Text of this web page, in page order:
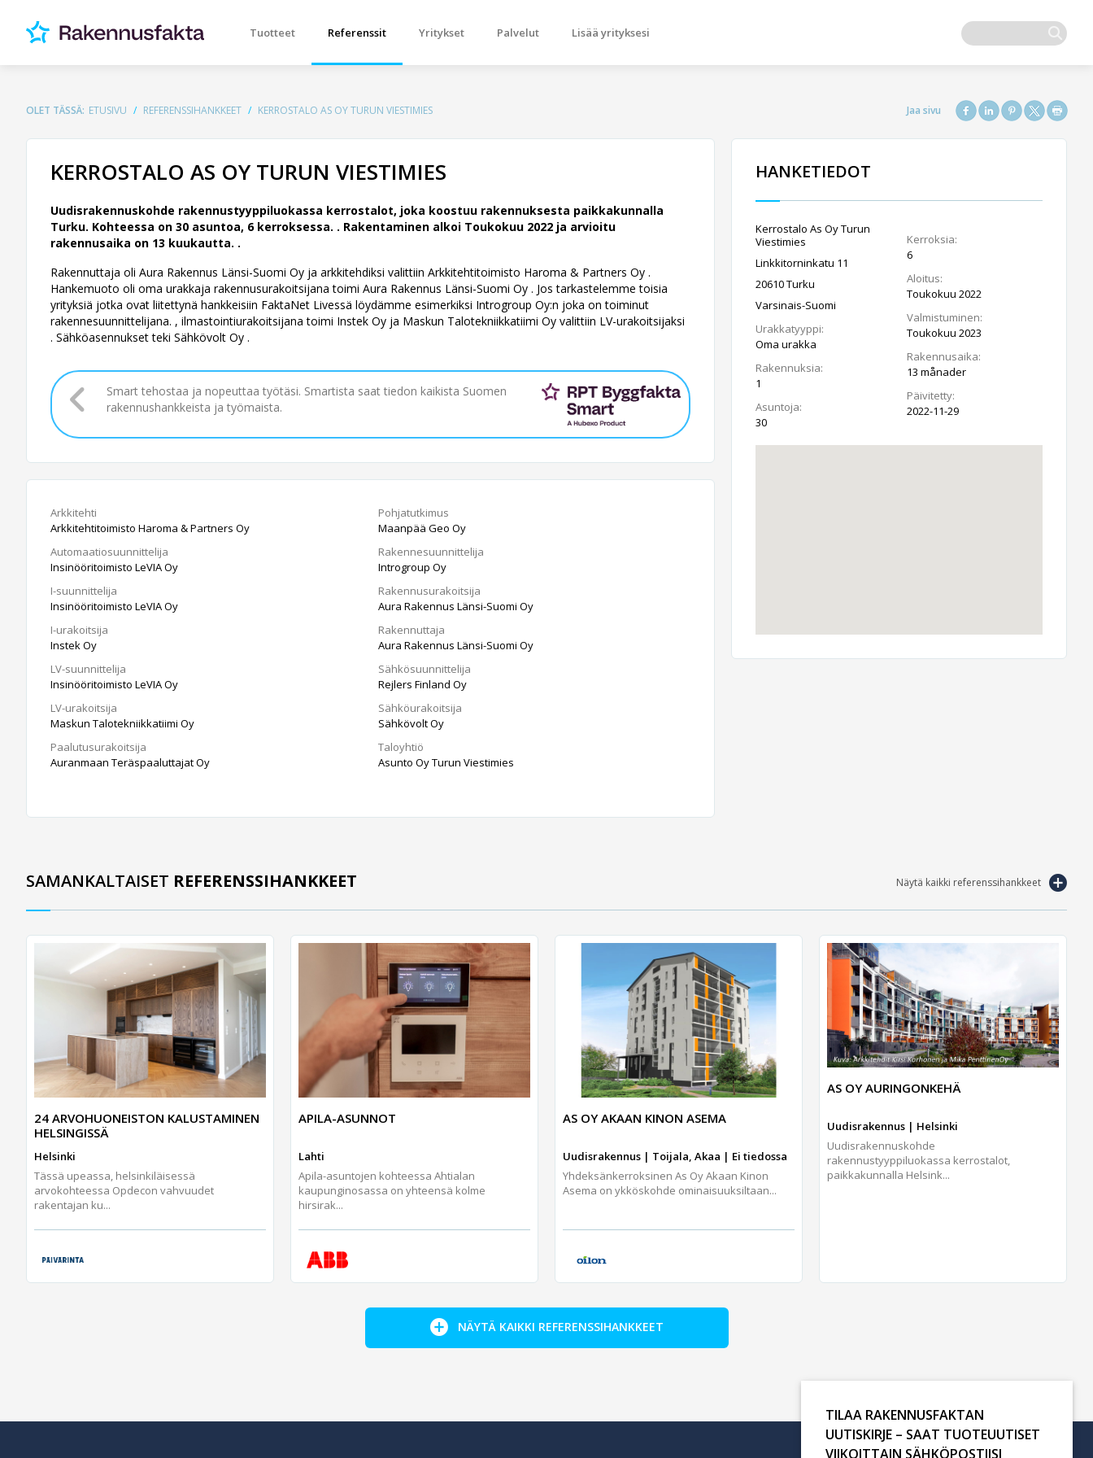
Tuotteet Referenssit Yritykset Palvelut Lisää yrityksesi
OLET TÄSSÄ: ETUSIVU REFERENSSIHANKKEET KERROSTALO AS OY TURUN VIESTIMIES
KERROSTALO AS OY TURUN VIESTIMIES
Uudisrakennuskohde rakennustyyppiluokassa kerrostalot, joka koostuu rakennuksesta paikkakunnalla
Turku. Kohteessa on 30 asuntoa, 6 kerroksessa. . Rakentaminen alkoi Toukokuu 2022 ja arvioitu
rakennusaika on 13 kuukautta. .
Rakennuttaja oli Aura Rakennus Länsi-Suomi Oy ja arkkitehdiksi valittiin Arkkitehtitoimisto Haroma & Partners Oy .
Hankemuoto oli oma urakkaja rakennusurakoitsijana toimi Aura Rakennus Länsi-Suomi Oy . Jos tarkastelemme toisia
yrityksiä jotka ovat liitettynä hankkeisiin FaktaNet Livessä löydämme esimerkiksi Introgroup Oy:n joka on toiminut
rakennesuunnittelijana. , ilmastointiurakoitsijana toimi Instek Oy ja Maskun Talotekniikkatiimi Oy valittiin LV-urakoitsijaksi
. Sähköasennukset teki Sähkövolt Oy .
Smart tehostaa ja nopeuttaa työtäsi. Smartista saat tiedon kaikista Suomen
rakennushankkeista ja työmaista.
Arkkitehti
Arkkitehtitoimisto Haroma & Partners Oy
Automaatiosuunnittelija
Insinööritoimisto LeVIA Oy
I-suunnittelija
Insinööritoimisto LeVIA Oy
I-urakoitsija
Instek Oy
LV-suunnittelija
Insinööritoimisto LeVIA Oy
LV-urakoitsija
Maskun Talotekniikkatiimi Oy
Paalutusurakoitsija
Auranmaan Teräspaaluttajat Oy
Pohjatutkimus
Maanpää Geo Oy
Rakennesuunnittelija
Introgroup Oy
Rakennusurakoitsija
Aura Rakennus Länsi-Suomi Oy
Rakennuttaja
Aura Rakennus Länsi-Suomi Oy
Sähkösuunnittelija
Rejlers Finland Oy
Sähköurakoitsija
Sähkövolt Oy
Taloyhtiö
Asunto Oy Turun Viestimies
HANKETIEDOT
Kerrostalo As Oy Turun
Viestimies
Linkkitorninkatu 11
20610 Turku
Varsinais-Suomi
Urakkatyyppi:
Oma urakka
Rakennuksia:
1
Asuntoja:
30
Kerroksia:
6
Aloitus:
Toukokuu 2022
Valmistuminen:
Toukokuu 2023
Rakennusaika:
13 månader
Päivitetty:
2022-11-29
Näytä kaikki referenssihankkeet
SAMANKALTAISET REFERENSSIHANKKEET
24 ARVOHUONEISTON KALUSTAMINEN
HELSINGISSÄ
Helsinki
Tässä upeassa, helsinkiläisessä
arvokohteessa Opdecon vahvuudet
rakentajan ku...
APILA-ASUNNOT
Lahti
Apila-asuntojen kohteessa Ahtialan
kaupunginosassa on yhteensä kolme
hirsirak...
AS OY AKAAN KINON ASEMA
Uudisrakennus | Toijala, Akaa | Ei tiedossa
Yhdeksänkerroksinen As Oy Akaan Kinon
Asema on ykköskohde ominaisuuksiltaan...
AS OY AURINGONKEHÄ
Uudisrakennus | Helsinki
Uudisrakennuskohde
rakennustyyppiluokassa kerrostalot,
paikkakunnalla Helsink...
NÄYTÄ KAIKKI REFERENSSIHANKKEET
TILAA RAKENNUSFAKTAN
UUTISKIRJE – SAAT TUOTEUUTISET
VIIKOITTAIN SÄHKÖPOSTIISI